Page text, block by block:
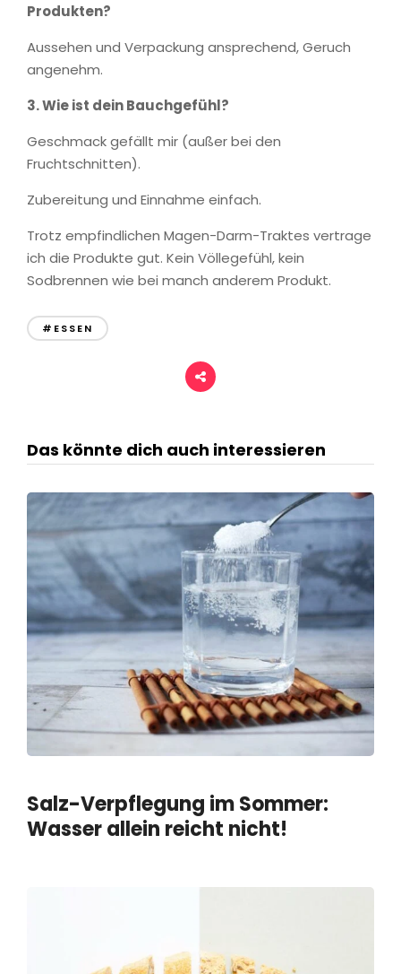
Produkten?
Aussehen und Verpackung ansprechend, Geruch
angenehm.
3.Wie ist dein Bauchgefühl?
Geschmack gefällt mir (außer bei den
Fruchtschnitten).
Zubereitung und Einnahme einfach.
Trotz empfindlichen Magen-Darm-Traktes vertrage
ich die Produkte gut. Kein Völlegefühl, kein
Sodbrennen wie bei manch anderem Produkt.
#ESSEN
Das könnte dich auch interessieren
Salz-Verpflegung im Sommer:
Wasser allein reicht nicht!